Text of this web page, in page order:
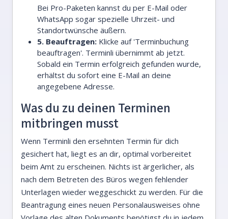
Bei Pro-Paketen kannst du per E-Mail oder
WhatsApp sogar spezielle Uhrzeit- und
Standortwünsche äußern.
5. Beauftragen: Klicke auf 'Terminbuchung
beauftragen'. Terminli übernimmt ab jetzt.
Sobald ein Termin erfolgreich gefunden wurde,
erhältst du sofort eine E-Mail an deine
angegebene Adresse.
Was du zu deinen Terminen
mitbringen musst
Wenn Terminli den ersehnten Termin für dich
gesichert hat, liegt es an dir, optimal vorbereitet
beim Amt zu erscheinen. Nichts ist ärgerlicher, als
nach dem Betreten des Büros wegen fehlender
Unterlagen wieder weggeschickt zu werden. Für die
Beantragung eines neuen Personalausweises ohne